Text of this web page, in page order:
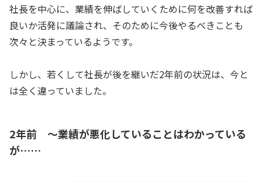
社長を中心に、業績を伸ばしていくために何を改善すれば
良いか活発に議論され、そのために今後やるべきことも
次々と決まっているようです。
しかし、若くして社長が後を継いだ2年前の状況は、今と
は全く違っていました。
2年前 ～業績が悪化していることはわかっている
が……